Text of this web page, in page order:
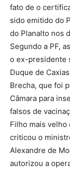
fato de o
sido emitido do
do Planalto nos
Segundo a PF,
o ex-presidente
Duque de
Brecha, que foi
Câmara para
falsos de
Filho mais velho
criticou o
Alexandre de
autorizou a